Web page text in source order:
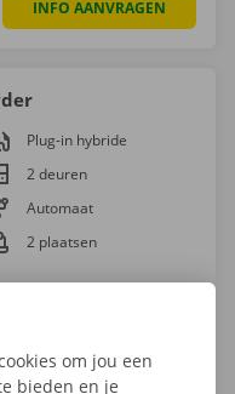
INFO AANVRAGEN
Plug-in hybride
2 deuren
Automaat
2 plaatsen
km gratis
extra km
om jou een
bieden en je